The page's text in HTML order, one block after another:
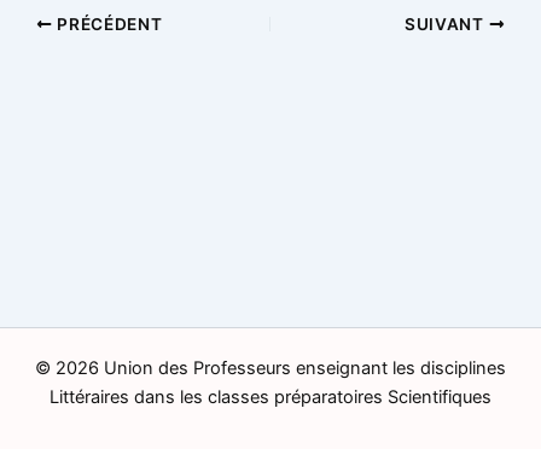
PRÉCÉDENT SUIVANT
© 2026 Union des Professeurs enseignant les disciplines
Littéraires dans les classes préparatoires Scientifiques